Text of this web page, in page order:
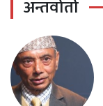
अन्तर्वार्ता